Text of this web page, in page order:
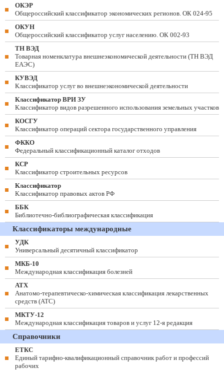
ОКЭР
Общероссийский классификатор экономических регионов. ОК 024-95
ОКУН
Общероссийский классификатор услуг населению. ОК 002-93
ТН ВЭД
Товарная номенклатура внешнеэкономической деятельности (ТН ВЭД
ЕАЭС)
КУВЭД
Классификатор услуг во внешнеэкономической деятельности
Классификатор ВРИ ЗУ
Классификатор видов разрешенного использования земельных участков
КОСГУ
Классификатор операций сектора государственного управления
ФККО
Федеральный классификационный каталог отходов
КСР
Классификатор строительных ресурсов
Классификатор
Классификатор правовых актов РФ
ББК
Библиотечно-библиографическая классификация
Классификаторы международные
УДК
Универсальный десятичный классификатор
МКБ-10
Международная классификация болезней
АТХ
Анатомо-терапевтическо-химическая классификация лекарственных
средств (ATC)
МКТУ-12
Международная классификация товаров и услуг 12-я редакция
Справочники
ЕТКС
Единый тарифно-квалификационный справочник работ и профессий
рабочих